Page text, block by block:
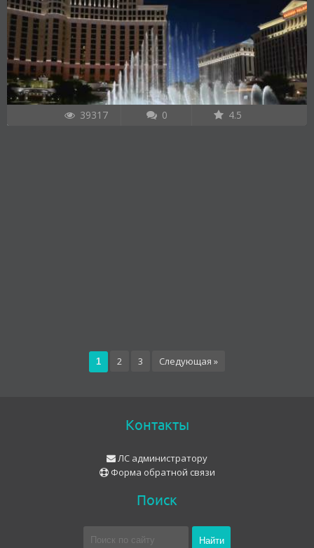
39317 0 4.5
1 2 3 Следующая »
Контакты
ЛС администратору
Форма обратной связи
Поиск